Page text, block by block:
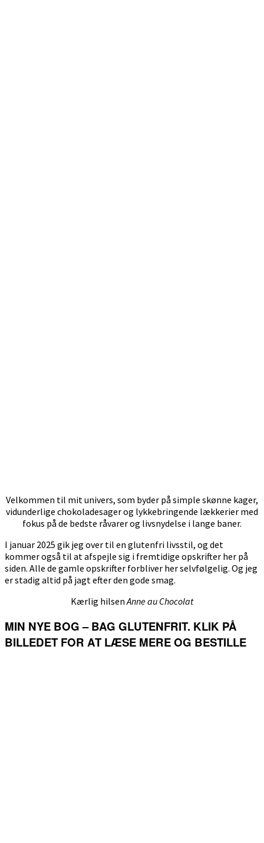
Velkommen til mit univers, som byder på simple skønne kager,
vidunderlige chokoladesager og lykkebringende lækkerier med
fokus på de bedste råvarer og livsnydelse i lange baner.
I januar 2025 gik jeg over til en glutenfri livsstil, og det
kommer også til at afspejle sig i fremtidige opskrifter her på
siden. Alle de gamle opskrifter forbliver her selvfølgelig. Og jeg
er stadig altid på jagt efter den gode smag.
Kærlig hilsenAnne au Chocolat
MIN NYE BOG – BAG GLUTENFRIT. KLIK PÅ
BILLEDET FOR AT LÆSE MERE OG BESTILLE